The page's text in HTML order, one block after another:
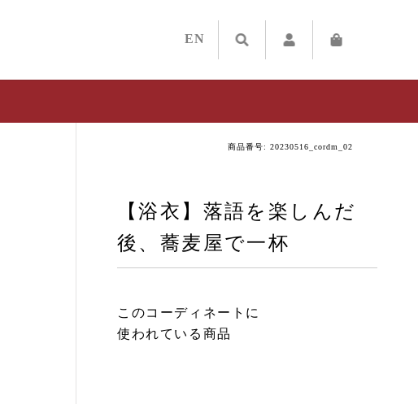
EN
商品番号: 20230516_cordm_02
【浴衣】落語を楽しんだ
後、蕎麦屋で一杯
このコーディネートに
使われている商品